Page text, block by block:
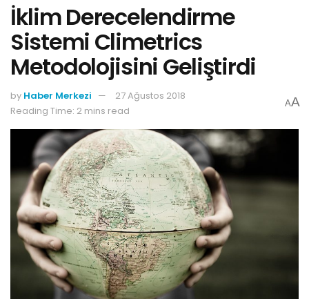
İklim Derecelendirme
Sistemi Climetrics
Metodolojisini Geliştirdi
by Haber Merkezi
27 Ağustos 2018
Reading Time: 2 mins read
AA